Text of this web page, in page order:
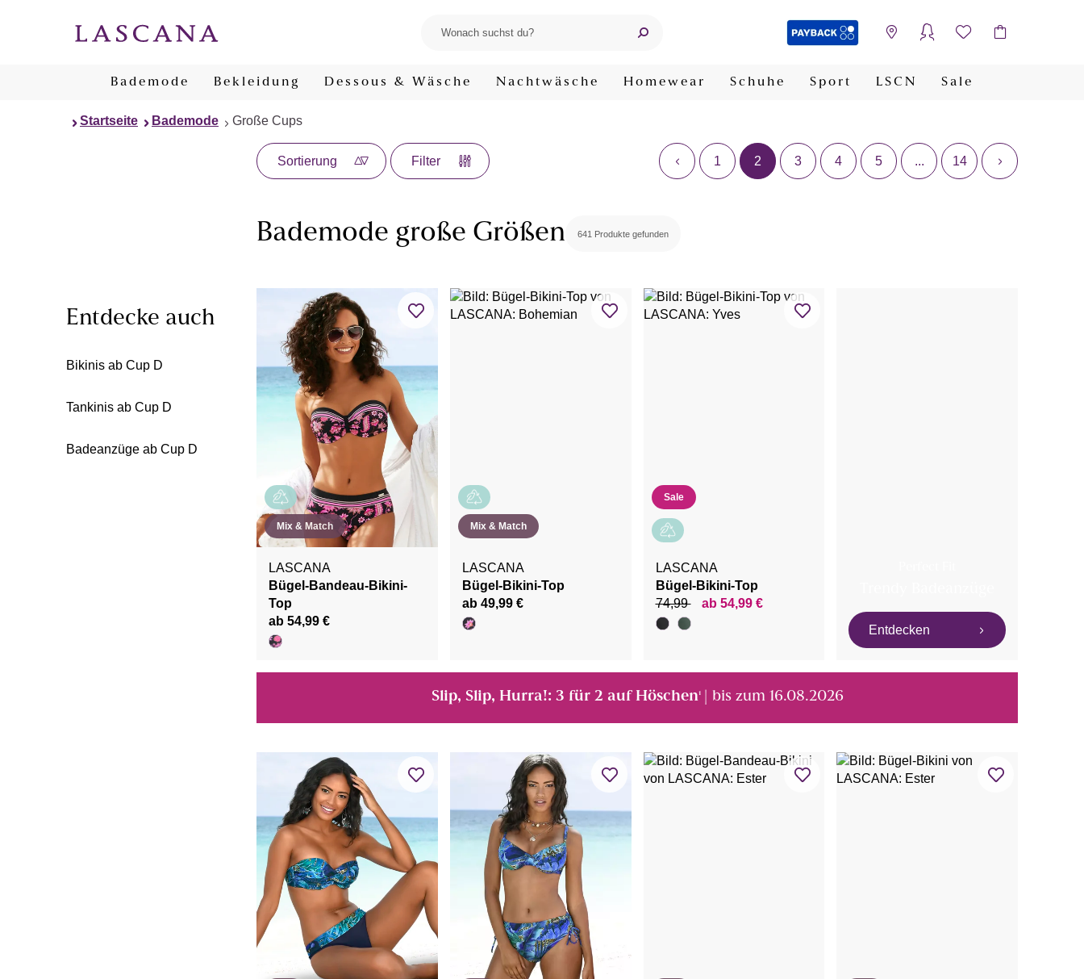
Bademode Bekleidung Dessous & Wäsche Nachtwäsche Homewear Schuhe Sport LSCN Sale
Startseite Bademode Große Cups
Entdecke auch
Bikinis ab Cup D
Tankinis ab Cup D
Badeanzüge ab Cup D
Sortierung Filter 1 2 3 4 5 ... 14
Bademode große Größen 641 Produkte gefunden
Mix & Match
LASCANA
Bügel-Bandeau-Bikini-
Top
ab 54,99 €
Mix & Match
LASCANA
Bügel-Bikini-Top
ab 49,99 €
Sale
LASCANA
Bügel-Bikini-Top
74,99
ab 54,99 €
Entdecken
Slip, Slip, Hurra!: 3 für 2 auf Höschen¹ | bis zum 16.08.2026